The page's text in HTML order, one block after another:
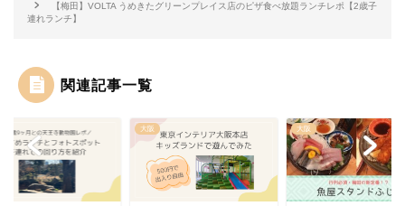
【梅田】VOLTA うめきたグリーンプレイス店のピザ食べ放題ランチレポ【2歳子
連れランチ】
関連記事一覧
大阪 大阪